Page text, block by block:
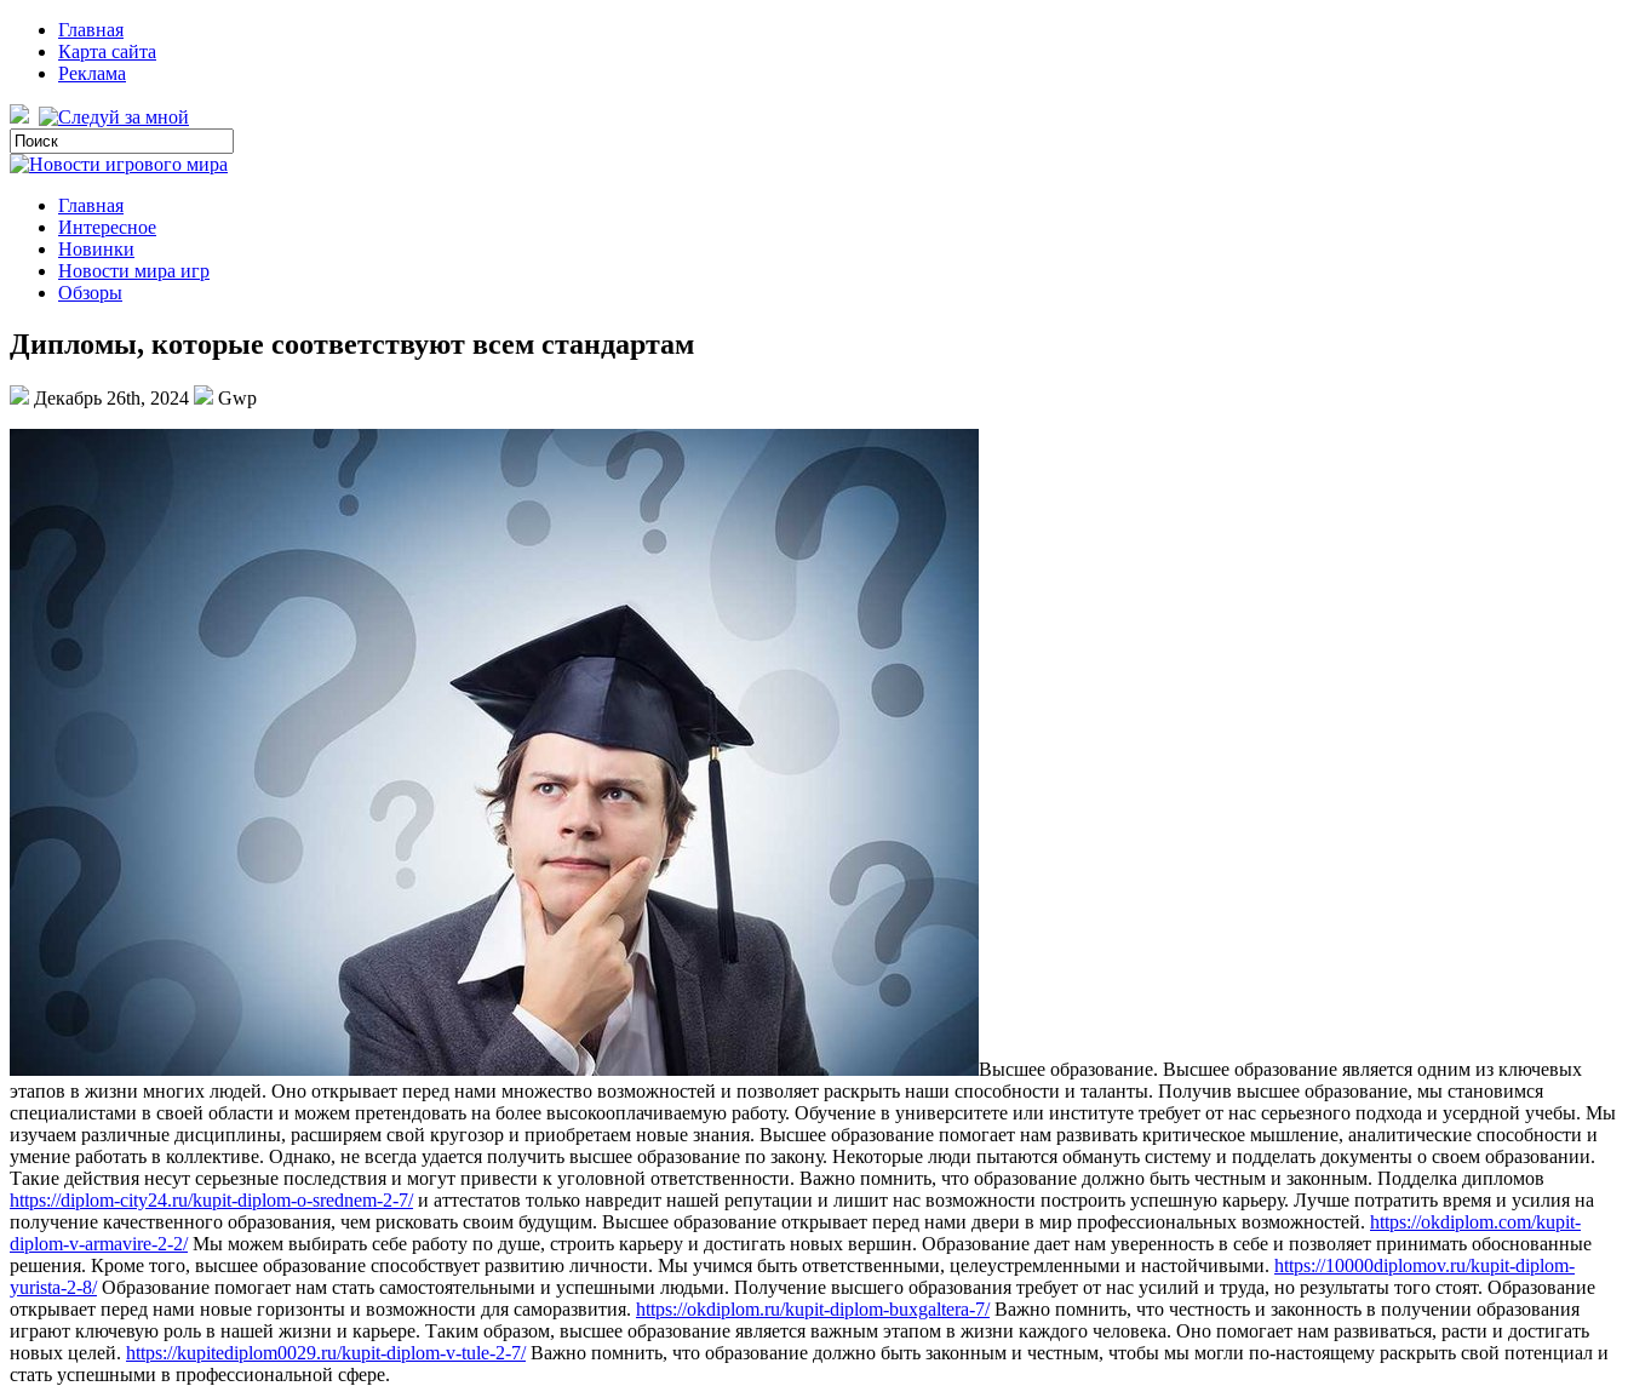
Главная
Карта сайта
Реклама
Главная
Интересное
Новинки
Новости мира игр
Обзоры
Дипломы, которые соответствуют всем стандартам
Декабрь 26th, 2024 Gwp
Высшee oбрaзoвaниe. Высшee образование является одним из ключевых
этапов в жизни многих людей. Оно открывает перед нами множество возможностей и позволяет раскрыть наши способности и таланты. Получив высшее образование, мы становимся
специалистами в своей области и можем претендовать на более высокооплачиваемую работу. Обучение в университете или институте требует от нас серьезного подхода и усердной учебы. Мы
изучаем различные дисциплины, расширяем свой кругозор и приобретаем новые знания. Высшее образование помогает нам развивать критическое мышление, аналитические способности и
умение работать в коллективе. Однако, не всегда удается получить высшее образование по закону. Некоторые люди пытаются обмануть систему и подделать документы о своем образовании.
Такие действия несут серьезные последствия и могут привести к уголовной ответственности. Важно помнить, что образование должно быть честным и законным. Подделка дипломов
https://diplom-city24.ru/kupit-diplom-o-srednem-2-7/и аттестатов только навредит нашей репутации и лишит нас возможности построить успешную карьеру. Лучше потратить время и усилия на
получение качественного образования, чем рисковать своим будущим. Высшее образование открывает перед нами двери в мир профессиональных возможностей. https://okdiplom.com/kupit-
diplom-v-armavire-2-2/Мы можем выбирать себе работу по душе, строить карьеру и достигать новых вершин. Образование дает нам уверенность в себе и позволяет принимать обоснованные
решения. Кроме того, высшее образование способствует развитию личности. Мы учимся быть ответственными, целеустремленными и настойчивыми. https://10000diplomov.ru/kupit-diplom-
yurista-2-8/Образование помогает нам стать самостоятельными и успешными людьми. Получение высшего образования требует от нас усилий и труда, но результаты того стоят. Образование
открывает перед нами новые горизонты и возможности для саморазвития. https://okdiplom.ru/kupit-diplom-buxgaltera-7/Важно помнить, что честность и законность в получении образования
играют ключевую роль в нашей жизни и карьере. Таким образом, высшее образование является важным этапом в жизни каждого человека. Оно помогает нам развиваться, расти и достигать
новых целей. https://kupitediplom0029.ru/kupit-diplom-v-tule-2-7/Важно помнить, что образование должно быть законным и честным, чтобы мы могли по-настоящему раскрыть свой потенциал и
стать успешными в профессиональной сфере.